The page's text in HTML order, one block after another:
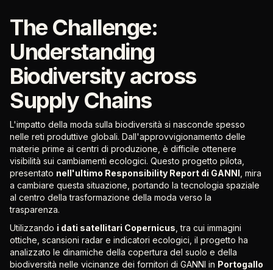
The Challenge:
Understanding
Biodiversity across
Supply Chains
L'impatto della moda sulla biodiversità si nasconde spesso
nelle reti produttive globali. Dall'approvvigionamento delle
materie prime ai centri di produzione, è difficile ottenere
visibilità sui cambiamenti ecologici. Questo progetto pilota,
presentato nell'ultimo Responsibility Report di GANNI , mira
a cambiare questa situazione, portando la tecnologia spaziale
al centro della trasformazione della moda verso la
trasparenza.
Utilizzando i dati satellitari Copernicus , tra cui immagini
ottiche, scansioni radar e indicatori ecologici, il progetto ha
analizzato le dinamiche della copertura del suolo e della
biodiversità nelle vicinanze dei fornitori di GANNI in Portogallo